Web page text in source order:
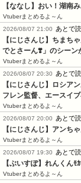
【ななし】おい！湖南
Vtuberまとめるよ～ん
2026/08/07 21:00 あとで
【にじさんじ】ちまち
でとさーん❣️」のシーン
Vtuberまとめるよ～ん
2026/08/07 20:30 あとで
【にじさんじ】ロシア
フレン監督、エースイ
Vtuberまとめるよ～ん
2026/08/07 20:00 あとで
【にじさんじ】アンち
Vtuberまとめるよ～ん
2026/08/07 19:30 あとで
【ぶいすぽ】れんくん
Vtuberまとめるよ～ん